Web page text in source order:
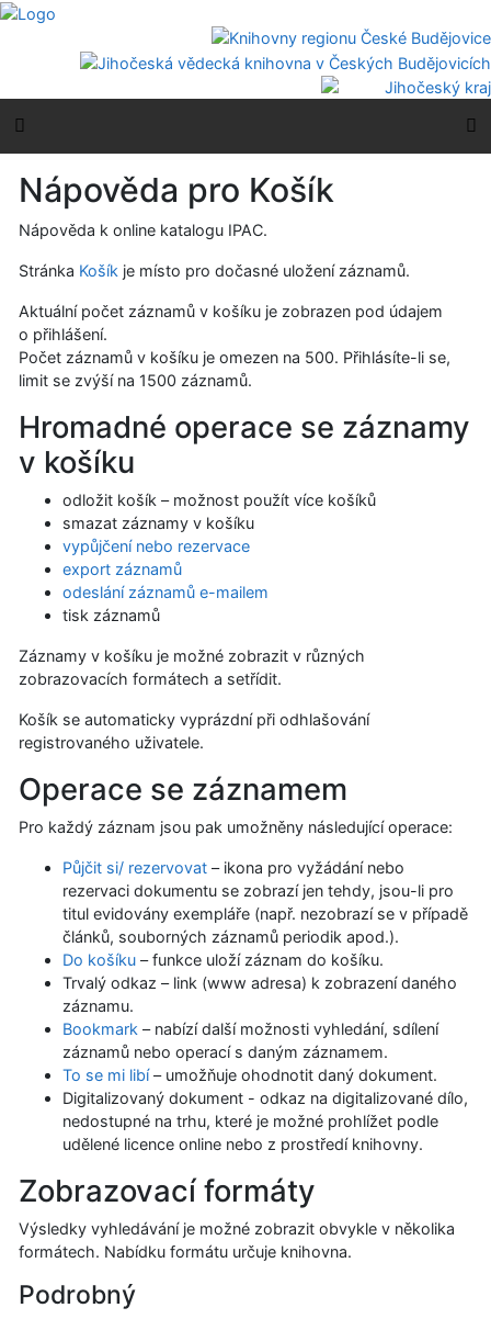
Přejít na obsah
Prohlášení o webové přístupnosti
Nápověda pro Košík
Nápověda k online katalogu IPAC.
Stránka Košík je místo pro dočasné uložení záznamů.
Aktuální počet záznamů v košíku je zobrazen pod údajem
o přihlášení.
Počet záznamů v košíku je omezen na 500. Přihlásíte-li se,
limit se zvýší na 1500 záznamů.
Hromadné operace se záznamy
v košíku
odložit košík – možnost použít více košíků
smazat záznamy v košíku
vypůjčení nebo rezervace
export záznamů
odeslání záznamů e-mailem
tisk záznamů
Záznamy v košíku je možné zobrazit v různých
zobrazovacích formátech a setřídit.
Košík se automaticky vyprázdní při odhlašování
registrovaného uživatele.
Operace se záznamem
Pro každý záznam jsou pak umožněny následující operace:
Půjčit si/ rezervovat – ikona pro vyžádání nebo
rezervaci dokumentu se zobrazí jen tehdy, jsou-li pro
titul evidovány exempláře (např. nezobrazí se v případě
článků, souborných záznamů periodik apod.).
Do košíku – funkce uloží záznam do košíku.
Trvalý odkaz – link (www adresa) k zobrazení daného
záznamu.
Bookmark – nabízí další možnosti vyhledání, sdílení
záznamů nebo operací s daným záznamem.
To se mi libí– umožňuje ohodnotit daný dokument.
Digitalizovaný dokument - odkaz na digitalizované dílo,
nedostupné na trhu, které je možné prohlížet podle
udělené licence online nebo z prostředí knihovny.
Zobrazovací formáty
Výsledky vyhledávání je možné zobrazit obvykle v několika
formátech. Nabídku formátu určuje knihovna.
Podrobný